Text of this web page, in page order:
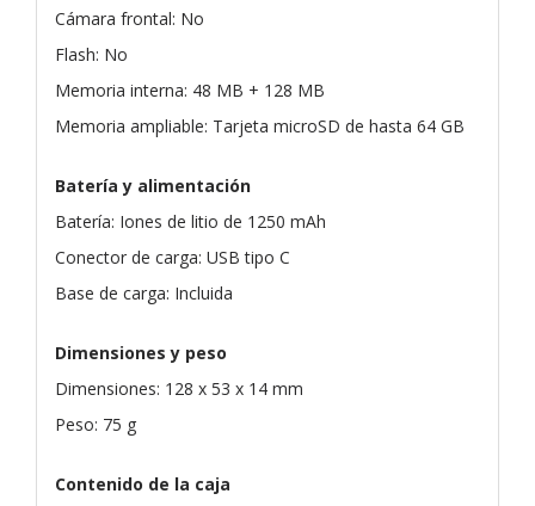
Cámara frontal: No
Flash: No
Memoria interna: 48 MB + 128 MB
Memoria ampliable: Tarjeta microSD de hasta 64 GB
Batería y alimentación
Batería: Iones de litio de 1250 mAh
Conector de carga: USB tipo C
Base de carga: Incluida
Dimensiones y peso
Dimensiones: 128 x 53 x 14 mm
Peso: 75 g
Contenido de la caja